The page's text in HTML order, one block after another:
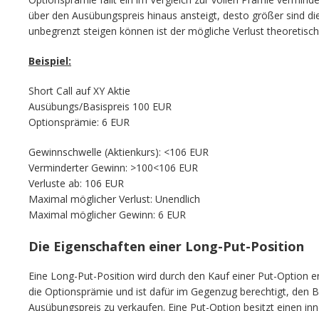
über den Ausübungspreis hinaus ansteigt, desto größer sind
unbegrenzt steigen können ist der mögliche Verlust
Beispiel:
Short Call auf XY Aktie
Ausübungs/Basispreis 100 EUR
Optionsprämie: 6 EUR
Gewinnschwelle (Aktienkurs): <106 EUR
Verminderter Gewinn: >100<106 EUR
Verluste ab: 106 EUR
Maximal möglicher Verlust: Unendlich
Maximal möglicher Gewinn: 6 EUR
Die Eigenschaften einer Long-Put-Position
Eine Long-Put-Position wird durch den Kauf einer Put-Option
die Optionsprämie und ist dafür im Gegenzug berechtigt, den
Ausübungspreis zu verkaufen. Eine Put-Option besitzt einen